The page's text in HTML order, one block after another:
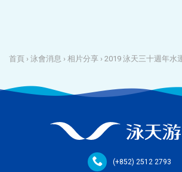
首頁 › 泳會消息 › 相片分享 › 2019 泳天三十週年水
(+852) 2512 2793